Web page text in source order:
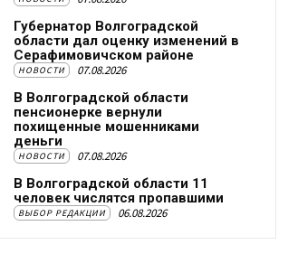
Губернатор Волгоградской
области дал оценку изменений в
Серафимовичском районе
НОВОСТИ 07.08.2026
В Волгоградской области
пенсионерке вернули
похищенные мошенниками
деньги
НОВОСТИ 07.08.2026
В Волгоградской области 11
человек числятся пропавшими
ВЫБОР РЕДАКЦИИ 06.08.2026